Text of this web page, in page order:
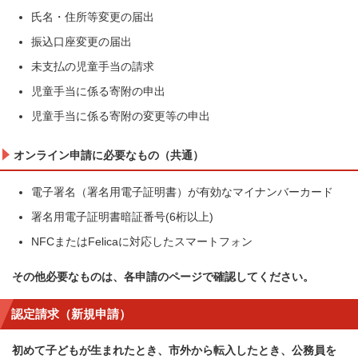
氏名・住所等変更の届出
振込口座変更の届出
未支払の児童手当の請求
児童手当に係る寄附の申出
児童手当に係る寄附の変更等の申出
オンライン申請に必要なもの（共通）
電子署名（署名用電子証明書）が有効なマイナンバーカード
署名用電子証明書暗証番号(6桁以上)
NFCまたはFelicaに対応したスマートフォン
その他必要なものは、各申請のページで確認してください。
認定請求（新規申請）
初めて子どもが生まれたとき、市外から転入したとき、公務員を